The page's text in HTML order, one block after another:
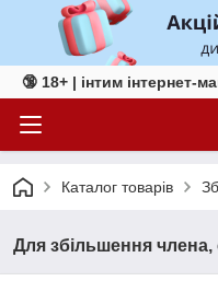
🔞 18+ | інтим інтернет-
Каталог товарів
Для збільшення члена,